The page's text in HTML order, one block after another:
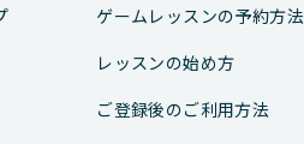
ゲームレッスンの予約方法
レッスンの始め方
ご登録後のご利用方法